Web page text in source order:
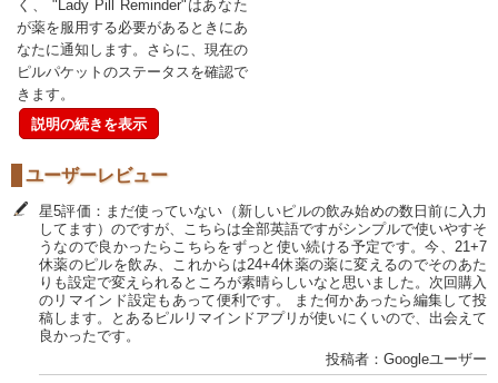
く、 "Lady Pill Reminder"はあなた
が薬を服用する必要があるときにあ
なたに通知します。さらに、現在の
ピルパケットのステータスを確認で
きます。
説明の続きを表示
ユーザーレビュー
星5評価：まだ使っていない（新しいピルの飲み始めの数日前に入力
してます）のですが、こちらは全部英語ですがシンプルで使いやすそ
うなので良かったらこちらをずっと使い続ける予定です。今、21+7
休薬のピルを飲み、これからは24+4休薬の薬に変えるのでそのあた
りも設定で変えられるところが素晴らしいなと思いました。次回購入
のリマインド設定もあって便利です。 また何かあったら編集して投
稿します。とあるピルリマインドアプリが使いにくいので、出会えて
良かったです。
投稿者：Googleユーザー